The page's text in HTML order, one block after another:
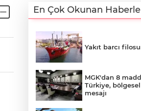
En Çok Okunan
Yakıt barcı
MGK'dan 8
Türkiye,
mesajı